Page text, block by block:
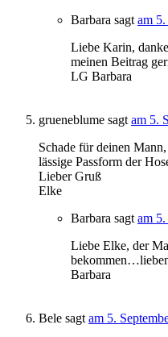
Barbara sagt am
Liebe Karin,
meinen Beitrag
LG Barbara
grueneblume sagt am 5.
Schade für deinen
lässige Passform der
Lieber Gruß
Elke
Barbara sagt am
Liebe Elke, der
Barbara
Bele sagt am 5.